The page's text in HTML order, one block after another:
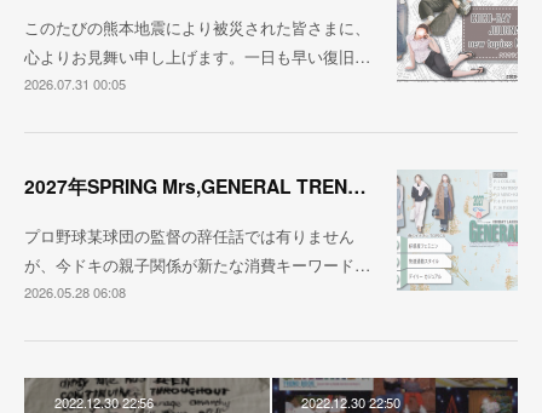
このたびの熊本地震により被災された皆さまに、
心よりお見舞い申し上げます。一日も早い復旧…
2026.07.31 00:05
2027年SPRING Mrs,GENERAL TREND BOOK
プロ野球某球団の監督の辞任話では有りません
が、今ドキの親子関係が新たな消費キーワード…
2026.05.28 06:08
2022.12.30 22:56 2022.12.30 22:50